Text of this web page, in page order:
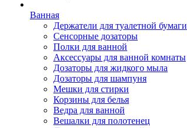
Ванная
Держатели для туалетной бумаги
Сенсорные дозаторы
Полки для ванной
Аксессуары для ванной комнаты
Дозаторы для жидкого мыла
Дозаторы для шампуня
Мешки для стирки
Корзины для белья
Ведра для ванной
Вешалки для полотенец